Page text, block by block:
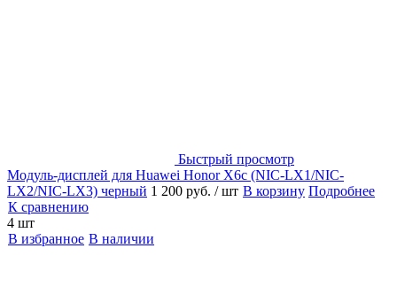
Быстрый просмотр
Модуль-дисплей для Huawei Honor X6c (NIC-LX1/NIC-
LX2/NIC-LX3) черный 1 200 руб. / шт В корзину Подробнее
К сравнению
4 шт
В избранное В наличии